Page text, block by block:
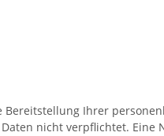
Ihrer
nicht verpflichtet.